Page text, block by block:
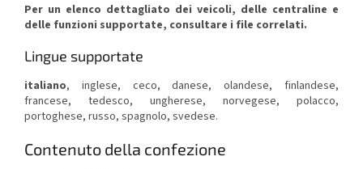
Per un elenco dettagliato dei veicoli, delle centraline e
delle funzioni supportate, consultare i file correlati.
Lingue supportate
italiano, inglese, ceco, danese, olandese, finlandese,
francese, tedesco, ungherese, norvegese, polacco,
portoghese, russo, spagnolo, svedese.
Contenuto della confezione